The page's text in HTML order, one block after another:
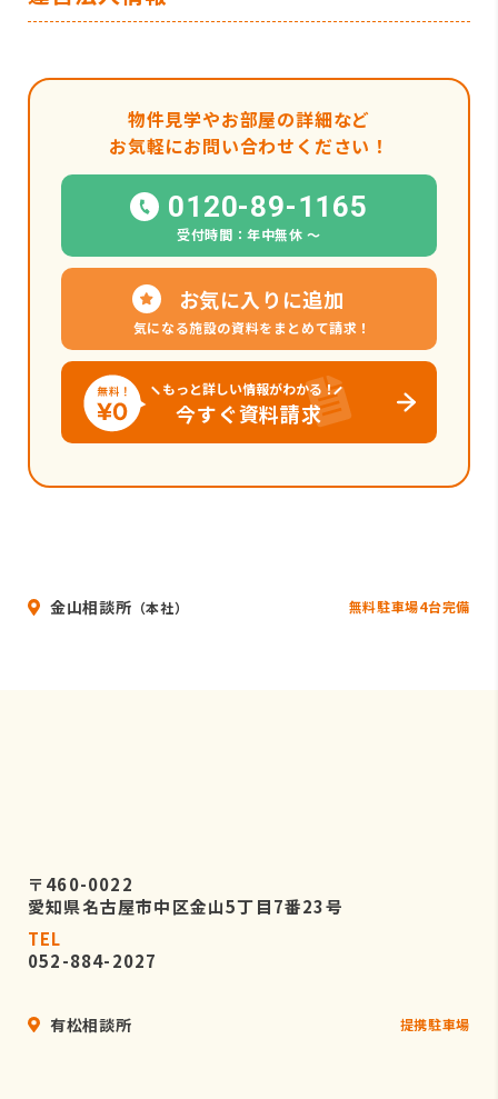
物件見学やお部屋の詳細など
お気軽にお問い合わせください！
0120-89-1165
受付時間：年中無休 〜
お気に入りに追加
気になる施設の資料をまとめて請求！
もっと詳しい情報がわかる！
今すぐ資料請求
金山相談所 （本社） 無料駐車場4台完備
〒460-0022
愛知県名古屋市中区金山5丁目7番23号
TEL
052-884-2027
有松相談所 提携駐車場